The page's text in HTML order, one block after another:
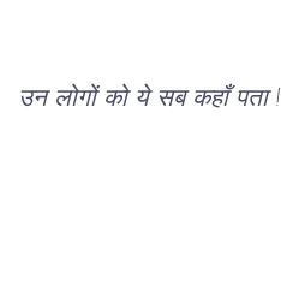
उन लोगों को ये सब कहाँ पता !